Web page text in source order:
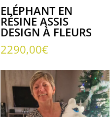
ELÉPHANT EN
RÉSINE ASSIS
DESIGN À FLEURS
2290,00€